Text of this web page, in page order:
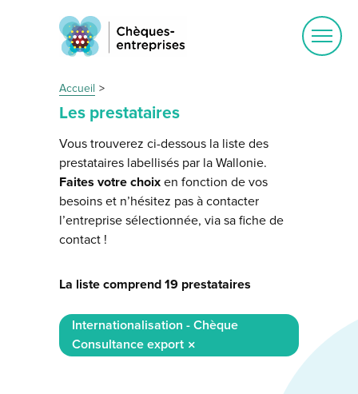
Accueil
Les prestataires
Vous trouverez ci-dessous la liste des
prestataires labellisés par la Wallonie.
Faites votre choix en fonction de vos
besoins et n’hésitez pas à contacter
l’entreprise sélectionnée, via sa fiche de
contact !
La liste comprend 19 prestataires
Internationalisation - Chèque
Consultance export
Ouvrir
le